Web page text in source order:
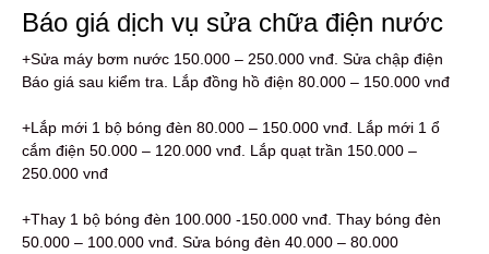
Báo giá dịch vụ sửa chữa điện nước
+Sửa máy bơm nước 150.000 – 250.000 vnđ. Sửa chập điện
Báo giá sau kiểm tra. Lắp đồng hồ điện 80.000 – 150.000 vnđ
+Lắp mới 1 bộ bóng đèn 80.000 – 150.000 vnđ. Lắp mới 1 ổ
cắm điện 50.000 – 120.000 vnđ. Lắp quạt trần 150.000 –
250.000 vnđ
+Thay 1 bộ bóng đèn 100.000 -150.000 vnđ. Thay bóng đèn
50.000 – 100.000 vnđ. Sửa bóng đèn 40.000 – 80.000